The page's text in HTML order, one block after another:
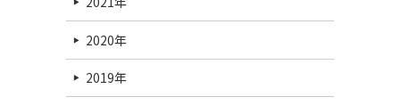
2020年
2019年